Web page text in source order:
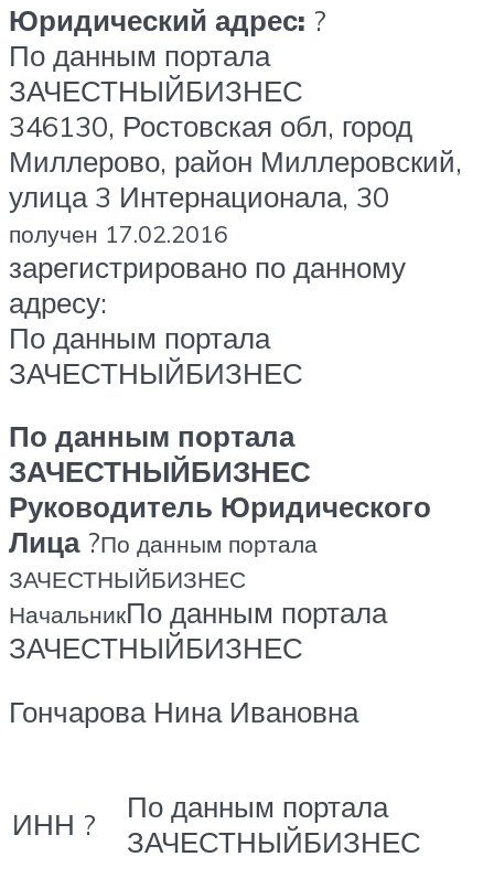
Юридический адрес: ?
По данным портала
ЗАЧЕСТНЫЙБИЗНЕС
346130, Ростовская обл, город
Миллерово, район Миллеровский,
улица 3 Интернационала, 30
получен 17.02.2016
зарегистрировано по данному
адресу:
По данным портала
ЗАЧЕСТНЫЙБИЗНЕС
По данным портала
ЗАЧЕСТНЫЙБИЗНЕС
Руководитель Юридического
Лица?По данным портала
ЗАЧЕСТНЫЙБИЗНЕС
НачальникПо данным портала
ЗАЧЕСТНЫЙБИЗНЕС
Гончарова Нина Ивановна
ИНН ?
По данным портала
ЗАЧЕСТНЫЙБИЗНЕС